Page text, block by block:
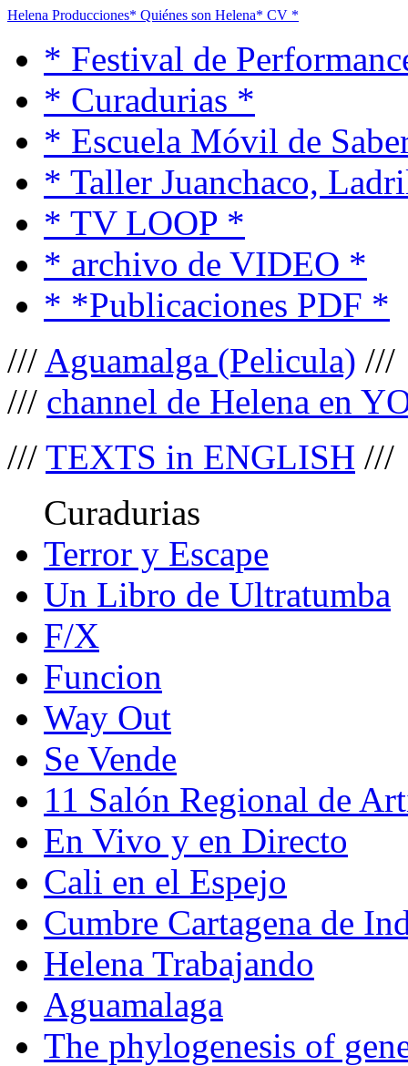
Helena Producciones* Quiénes son Helena* CV *
* Festival de
* Curadurias *
* Escuela Móvil de
* Taller Juanchaco,
* TV LOOP *
* archivo de VIDEO *
* *Publicaciones PDF *
/// Aguamalga (Pelicula) ///
/// channel de Helena en
/// TEXTS in ENGLISH ///
Curadurias
Terror y Escape
Un Libro de Ultratumba
F/X
Funcion
Way Out
Se Vende
11 Salón Regional de
En Vivo y en Directo
Cali en el Espejo
Cumbre Cartagena de
Helena Trabajando
Aguamalaga
The phylogenesis of